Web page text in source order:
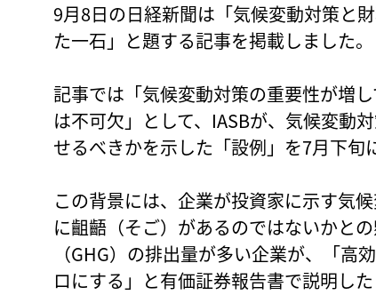
9月8日の日経新聞は「気候変動対策と
た一石」と題する記事を掲載しました。
記事では「気候変動対策の重要性が増
は不可欠」として、IASBが、気候変動
せるべきかを示した「設例」を7月下旬
この背景には、企業が投資家に示す気
に齟齬（そご）があるのではないかと
（GHG）の排出量が多い企業が、「
ロにする」と有価証券報告書で説明した